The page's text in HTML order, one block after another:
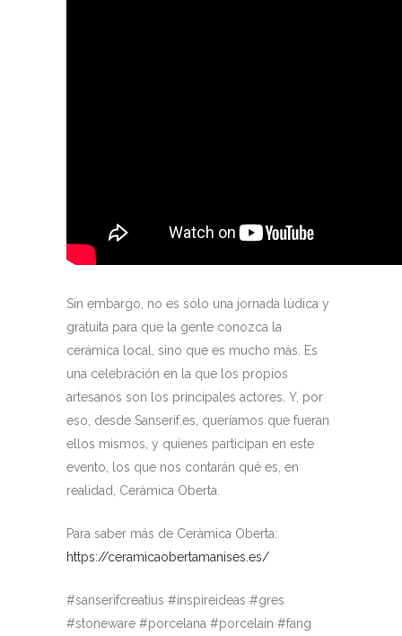
Sin embargo, no es sólo una jornada lúdica y
gratuita para que la gente conozca la
cerámica local, sino que es mucho más. Es
una celebración en la que los propios
artesanos son los principales actores. Y, por
eso, desde Sanserif.es, queríamos que fueran
ellos mismos, y quienes participan en este
evento, los que nos contarán qué es, en
realidad, Ceràmica Oberta.
Para saber más de Ceràmica Oberta:
https://ceramicaobertamanises.es/
#sanserifcreatius #inspireideas #gres
#stoneware #porcelana #porcelain #fang